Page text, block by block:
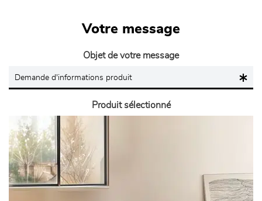
Votre message
Objet de votre message
Produit sélectionné